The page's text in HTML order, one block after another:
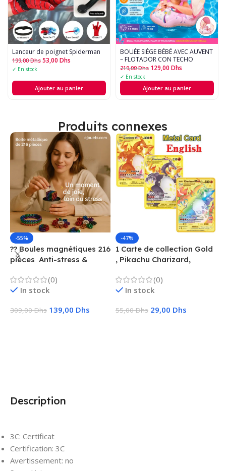
Lanceur de poignet Spiderman
199,00Dhs 53,00 Dhs
✓ En stock
Ajouter au panier
BOUÉE SIÈGE BÉBÉ AVEC AUVENT
– FLOTADOR CON TECHO
219,00Dhs 129,00 Dhs
✓ En stock
Ajouter au panier
Produits connexes
-55%
?? Boules magnétiques 216
pièces  Anti-stress &
(0)
In stock
309,00Dhs 139,00 Dhs
-47%
1 Carte de collection Gold
, Pikachu Charizard,
(0)
In stock
55,00Dhs 29,00 Dhs
Description
3C: Certificat
Certification: 3C
Avertissement: no